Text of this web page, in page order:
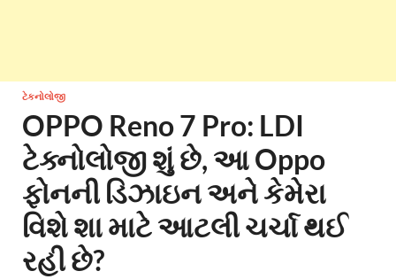
ટેકનોલોજી
OPPO Reno 7 Pro: LDI
ટેક્નોલોજી શું છે, આ Oppo
ફોનની ડિઝાઇન અને કેમેરા
વિશે શા માટે આટલી ચર્ચા થઈ
રહી છે?